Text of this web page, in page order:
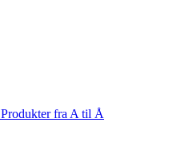
Produkter fra A til Å